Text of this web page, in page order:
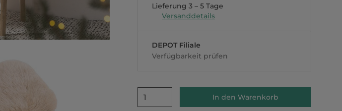
Lieferung 3 – 5 Tage
Versanddetails
DEPOT Filiale
Verfügbarkeit prüfen
1 In den Warenkorb